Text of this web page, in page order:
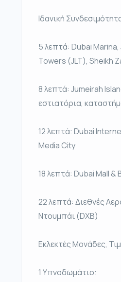
Ιδανική
5 λεπτά: Dubai
Towers (JLT), Sheikh
8 λεπτά: Jumeirah
εστιατόρια,
12 λεπτά: Dubai
Media City
18 λεπτά: Dubai Mall &
22 λεπτά: Διεθνές
Ντουμπάι (DXB)
Εκλεκτές Μονάδες,
1 Υπνοδωμάτιο: